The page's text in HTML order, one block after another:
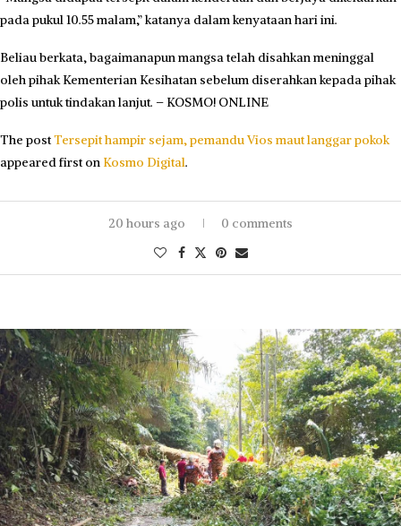
pada pukul 10.55 malam,” katanya dalam kenyataan hari ini.
Beliau berkata, bagaimanapun mangsa telah disahkan meninggal
oleh pihak Kementerian Kesihatan sebelum diserahkan kepada pihak
polis untuk tindakan lanjut. – KOSMO! ONLINE
The postTersepit hampir sejam, pemandu Vios maut langgar pokok
appeared first on Kosmo Digital.
20 hours ago 0 comments